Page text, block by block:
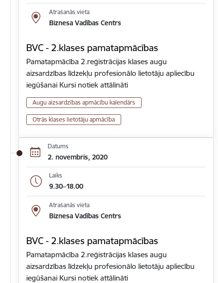
Atrašanās vieta
Biznesa Vadības Centrs
BVC - 2.klases pamatapmācības
Pamatapmācība 2.reģistrācijas klases augu
aizsardzības līdzekļu profesionālo lietotāju apliecību
iegūšanai Kursi notiek attālināti
Augu aizsardzības apmācību kalendārs
Otrās klases lietotāju apmācība
Datums
2. novembris, 2020
Laiks
9.30–18.00
Atrašanās vieta
Biznesa Vadības Centrs
BVC - 2.klases pamatapmācības
Pamatapmācība 2.reģistrācijas klases augu
aizsardzības līdzekļu profesionālo lietotāju apliecību
iegūšanai Kursi notiek attālināti